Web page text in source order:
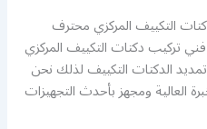
التكييف المركزي محترف
تركيب دكتات التكييف المركزي
الدكتات التكييف لذلك نحن
العالية ومجهز بأحدث التجهيزات